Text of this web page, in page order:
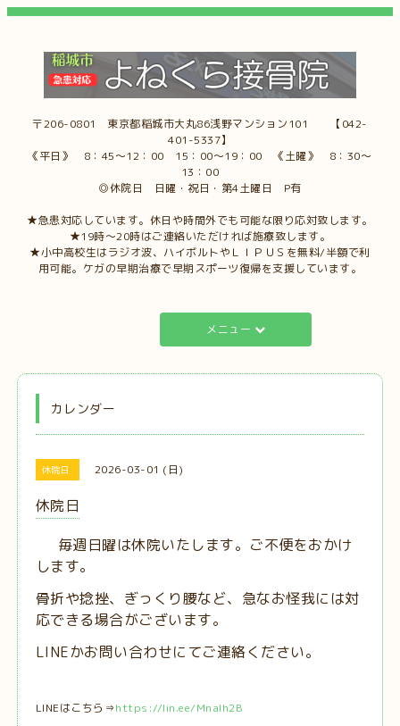
〒206-0801 東京都稲城市大丸86浅野マンション101 【042-
401-5337】
《平日》 8：45～12：00 15：00～19：00 《土曜》 8：30～
13：00
◎休院日 日曜・祝日・第4土曜日 P有
★急患対応しています。休日や時間外でも可能な限り応対致します。
★19時～20時はご連絡いただければ施療致します。
★小中高校生はラジオ波、ハイボルトやＬＩＰＵＳを無料/半額で利
用可能。ケガの早期治療で早期スポーツ復帰を支援しています。
メニュー
カレンダー
休院日 2026-03-01 (日)
休院日
毎週日曜は休院いたします。ご不便をおかけ
します。
骨折や捻挫、ぎっくり腰など、急なお怪我には対
応できる場合がございます。
LINEかお問い合わせにてご連絡ください。
LINEはこちら⇒https://lin.ee/MnaIh2B